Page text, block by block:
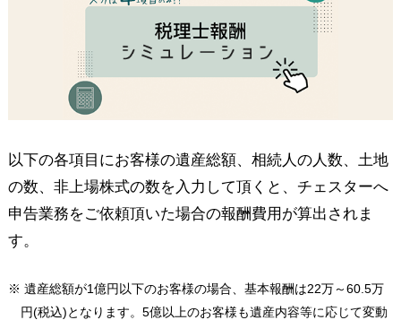
以下の各項目にお客様の遺産総額、相続人の人数、土地
の数、非上場株式の数を入力して頂くと、チェスターへ
申告業務をご依頼頂いた場合の報酬費用が算出されま
す。
※ 遺産総額が1億円以下のお客様の場合、基本報酬は22万～60.5万
円(税込)となります。5億以上のお客様も遺産内容等に応じて変動